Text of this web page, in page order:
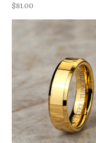
REA-pris
$81.00